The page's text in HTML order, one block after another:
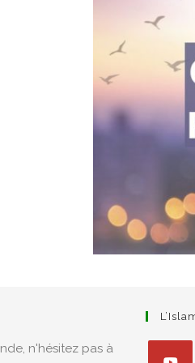
n'hésitez pas à